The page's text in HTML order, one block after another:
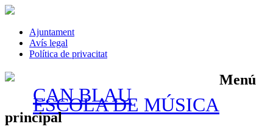
Ajuntament
Avís legal
Política de privacitat
CAN BLAU
ESCOLA DE MÚSICA
Menú
principal